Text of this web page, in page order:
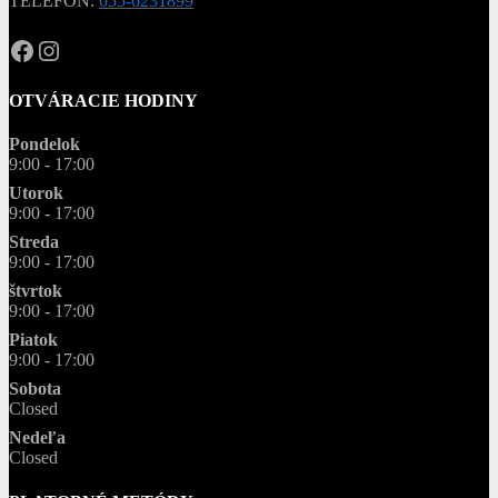
OPAL.drahokamy
opal.drahokamy
OTVÁRACIE HODINY
Pondelok
9:00 - 17:00
Utorok
9:00 - 17:00
Streda
9:00 - 17:00
štvrtok
9:00 - 17:00
Piatok
9:00 - 17:00
Sobota
Closed
Nedeľa
Closed